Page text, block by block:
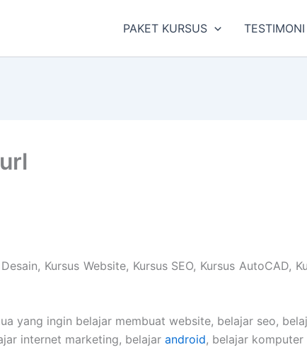
PAKET KURSUS TESTIMONI
Kursus Website, Kursus SEO, Kursus AutoCAD,
yang ingin belajar membuat website, belajar seo,
internet marketing, belajar android, belajar